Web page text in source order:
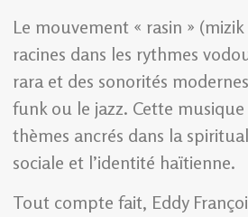
Le mouvement « rasin » (mizik
racines dans les rythmes
rara et des sonorités
funk ou le jazz. Cette
thèmes ancrés dans la
sociale et l’identité haïtienne.
Tout compte fait, Eddy